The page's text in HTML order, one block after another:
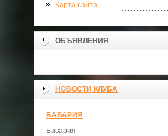
Карта сайта
ОБЪЯВЛЕНИЯ
НОВОСТИ КЛУБА
БАВАРИЯ
Бавария